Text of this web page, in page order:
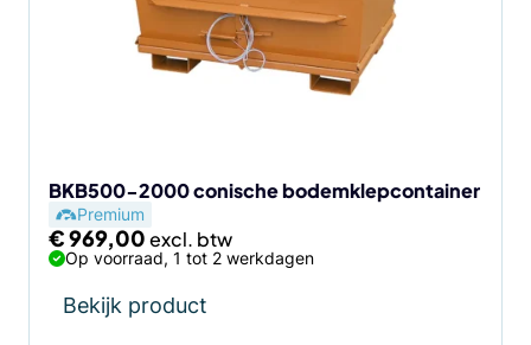
BKB500-2000 conische bodemklepcontainer
Premium
€969,00
Op voorraad, 1 tot 2 werkdagen
Bekijk product